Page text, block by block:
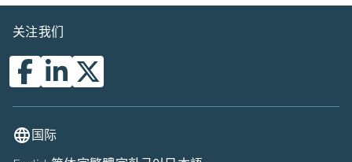
关注我们
国际